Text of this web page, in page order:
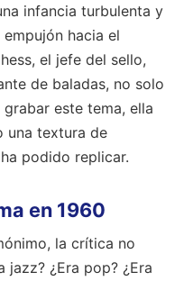
infancia turbulenta y
hacia el
el jefe del sello,
de baladas, no solo
este tema, ella
una textura de
podido replicar.
en 1960
la crítica no
jazz? ¿Era pop? ¿Era